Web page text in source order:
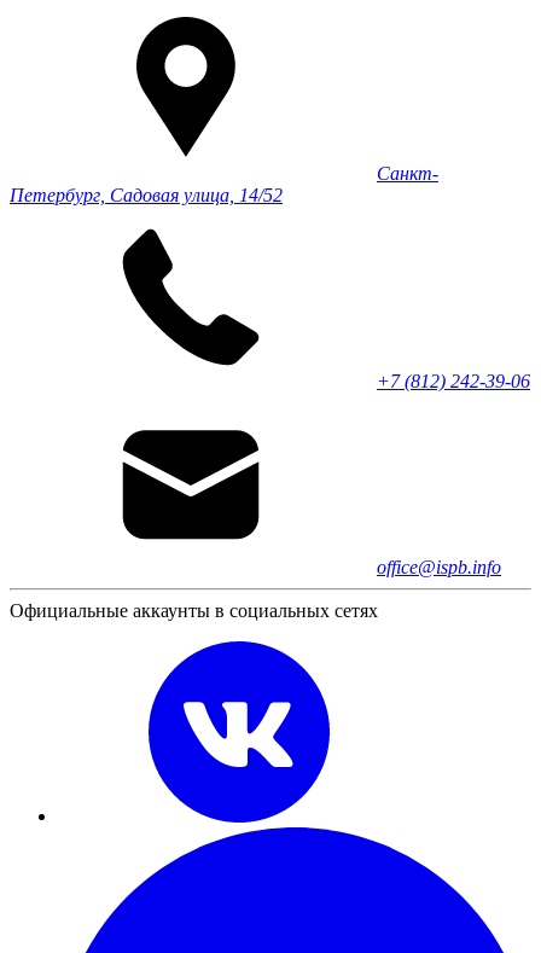
Санкт-
Петербург, Садовая улица, 14/52
+7 (812) 242-39-06
office@ispb.info
Официальные аккаунты в социальных сетях